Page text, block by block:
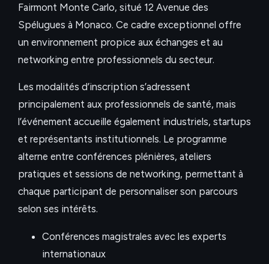
Fairmont Monte Carlo, situé 12 Avenue des
Spélugues à Monaco. Ce cadre exceptionnel offre
un environnement propice aux échanges et au
networking entre professionnels du secteur.
Les modalités d’inscription s’adressent
principalement aux professionnels de santé, mais
l’événement accueille également industriels, startups
et représentants institutionnels. Le programme
alterne entre conférences plénières, ateliers
pratiques et sessions de networking, permettant à
chaque participant de personnaliser son parcours
selon ses intérêts.
Conférences magistrales avec les experts
internationaux